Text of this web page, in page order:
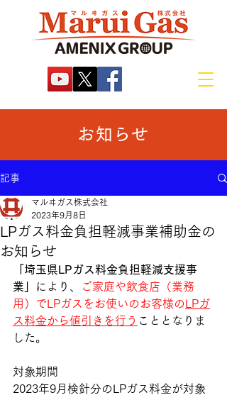
お知らせ
記事
LPガス料金負担軽減事業補助金の
お知らせ
マルヰガス株式会社
2023年9月8日
「埼玉県LPガス料金負担軽減支援事
業」
により、
ご家庭や飲食店（業務
用）でLPガスをお使いのお客様のLPガ
ス料金から値引きを行う こととなりま
した。
対象期間
2023年9月検針分のLPガス料金が対象